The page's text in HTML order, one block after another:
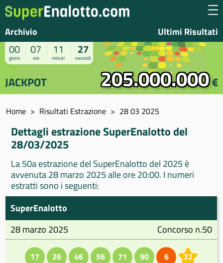
Archivio Ultimi Risultati
00
giorni
07
ore
11
minuti
27
secondi
JACKPOT 205.000.000€
Home Risultati Estrazione 28 03 2025
Dettagli estrazione SuperEnalotto del
28/03/2025
La 50a estrazione del SuperEnalotto del 2025 è
avvenuta 28 marzo 2025 alle ore 20:00. I numeri
estratti sono i seguenti:
SuperEnalotto
28 marzo 2025
Concorso n.50
17 26 46 56 71 90 6 22